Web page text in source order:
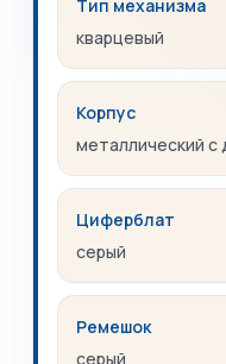
Тип механизма
кварцевый
Корпус
металлический с
Циферблат
серый
Ремешок
серый